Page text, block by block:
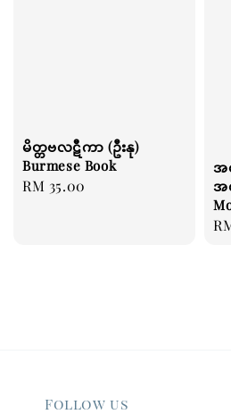
မိတ္တဗလဋီကာ (ဦးနု)
Burmese Book
Regular
RM 35.00
အ
အ
Follow us